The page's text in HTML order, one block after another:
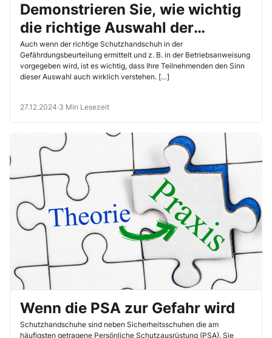
Demonstrieren Sie, wie wichtig
die richtige Auswahl der
Schutzhandschuhe ist
Auch wenn der richtige Schutzhandschuh in der
Gefährdungsbeurteilung ermittelt und z. B. in der Betriebsanweisung
vorgegeben wird, ist es wichtig, dass Ihre Teilnehmenden den Sinn
dieser Auswahl auch wirklich verstehen. […]
27.12.2024·3 Min Lesezeit
Wenn die PSA zur Gefahr wird
Schutzhandschuhe sind neben Sicherheitsschuhen die am
häufigsten getragene Persönliche Schutzausrüstung (PSA). Sie